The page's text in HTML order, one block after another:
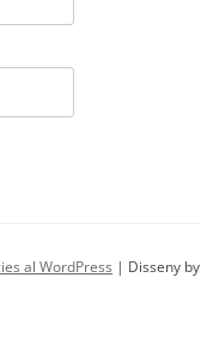
al WordPress | Disseny by